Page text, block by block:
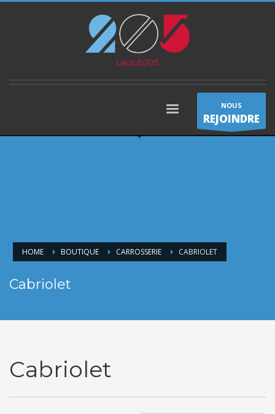
NOUS
REJOINDRE
HOME BOUTIQUE CARROSSERIE CABRIOLET
Cabriolet
Cabriolet